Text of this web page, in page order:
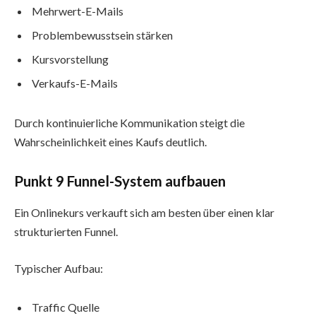
Mehrwert-E-Mails
Problembewusstsein stärken
Kursvorstellung
Verkaufs-E-Mails
Durch kontinuierliche Kommunikation steigt die
Wahrscheinlichkeit eines Kaufs deutlich.
Punkt 9 Funnel-System aufbauen
Ein Onlinekurs verkauft sich am besten über einen klar
strukturierten Funnel.
Typischer Aufbau:
Traffic Quelle